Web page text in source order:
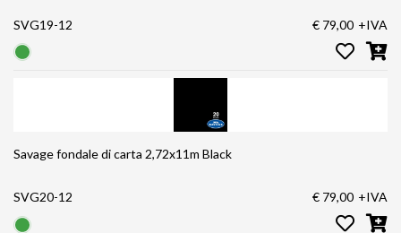
SVG19-12 € 79,00 +IVA
Savage fondale di carta 2,72x11m Black
SVG20-12 € 79,00 +IVA